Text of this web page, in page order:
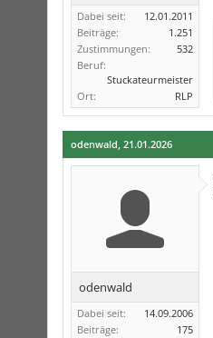
Dabei seit:
12.01.2011
Beiträge:
1.251
Zustimmungen:
532
Beruf:
Stuckateurmeister
Ort:
RLP
odenwald, 21.01.2026
odenwald
Dabei seit:
14.09.2006
Beiträge:
175